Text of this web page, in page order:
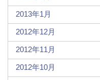
2013年1月
2012年12月
2012年11月
2012年10月